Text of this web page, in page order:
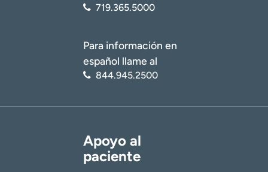
719.365.5000
Para información en
español llame al
844.945.2500
Apoyo al
paciente